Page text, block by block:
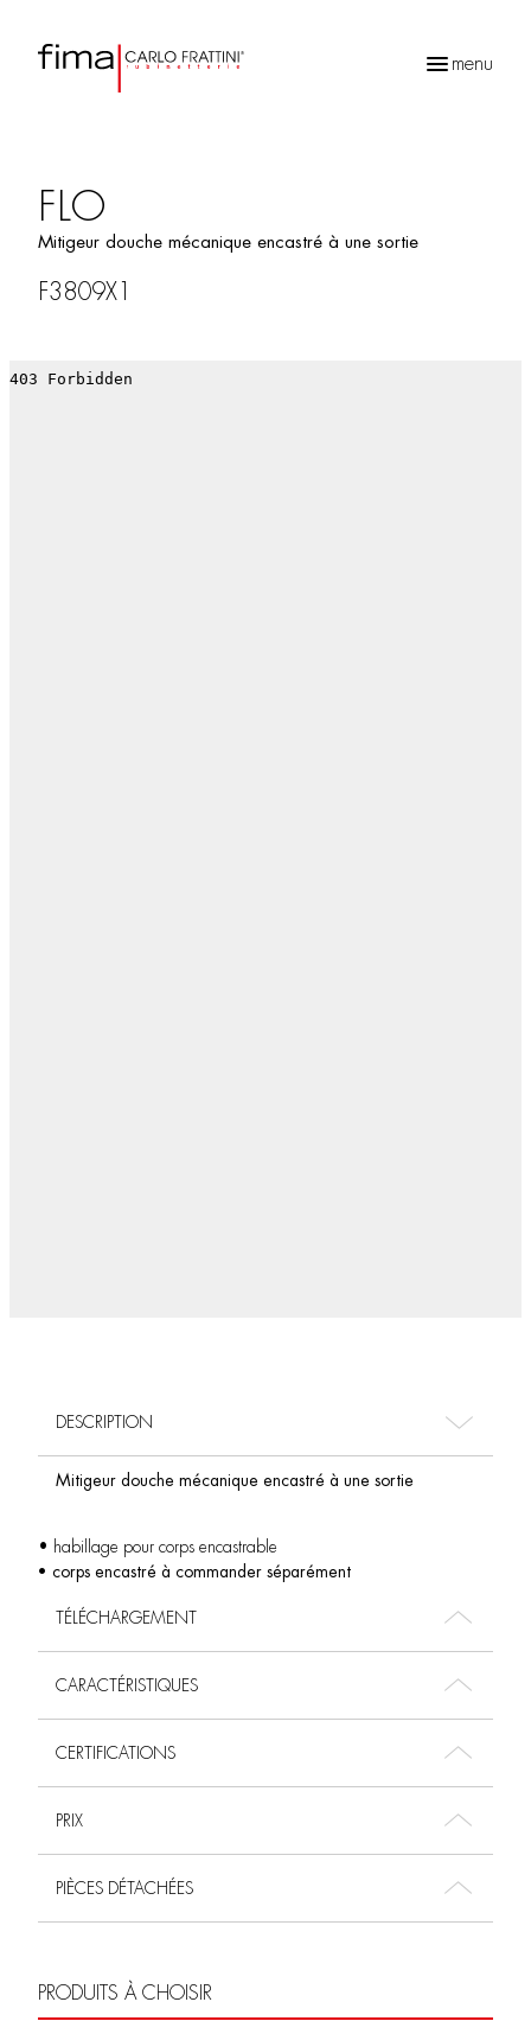
menu
FLO
Mitigeur douche mécanique encastré à une sortie
F3809X1
DESCRIPTION
Mitigeur douche mécanique encastré à une sortie
• habillage pour corps encastrable
• corps encastré à commander séparément
TÉLÉCHARGEMENT
CARACTÉRISTIQUES
CERTIFICATIONS
PRIX
PIÈCES DÉTACHÉES
PRODUITS À CHOISIR